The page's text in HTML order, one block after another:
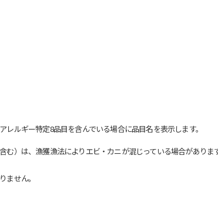
ルギー特定8品目を含んでいる場合に品目名を表示します。
）は、漁獲漁法によりエビ・カニが混じっている場合があり
せん。